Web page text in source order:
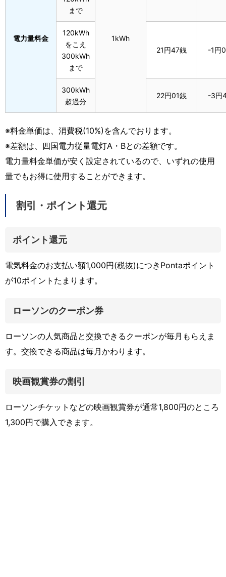
電力量料金
まで
1kWh
120kWh
をこえ
300kWh
まで
21円47銭 -1円
300kWh
超過分
22円01銭 -3円
※料金単価は、消費税(10%)を含んでおります。
※差額は、四国電力従量電灯A・Bとの差額です。
電力量料金単価が安く設定されているので、いずれの使用
量でもお得に使用することができます。
割引・ポイント還元
ポイント還元
電気料金のお支払い額1,000円(税抜)につきPontaポイント
が10ポイントたまります。
ローソンのクーポン券
ローソンの人気商品と交換できるクーポンが毎月もらえま
す。交換できる商品は毎月かわります。
映画観賞券の割引
ローソンチケットなどの映画観賞券が通常1,800円のところ
1,300円で購入できます。